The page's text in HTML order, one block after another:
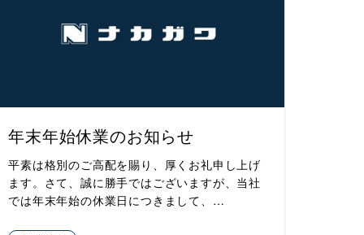
年末年始休業のお知らせ
平素は格別のご高配を賜り、厚くお礼申し上げ
ます。さて、誠に勝手ではございますが、当社
では年末年始の休業日につきまして、…